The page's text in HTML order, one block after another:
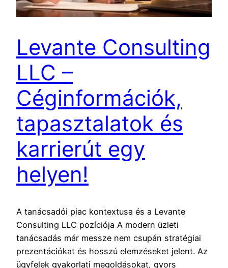
Levante Consulting
LLC –
Céginformációk,
tapasztalatok és
karrierút egy
helyen!
A tanácsadói piac kontextusa és a Levante
Consulting LLC pozíciója A modern üzleti
tanácsadás már messze nem csupán stratégiai
prezentációkat és hosszú elemzéseket jelent. Az
ügyfelek gyakorlati megoldásokat, gyors